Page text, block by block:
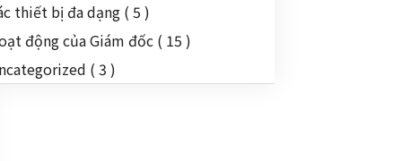
thiết bị đa dạng ( 5 )
động của Giám đốc ( 15 )
( 3 )